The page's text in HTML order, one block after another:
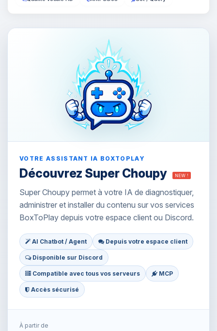
VOTRE ASSISTANT IA BOXTOPLAY
Découvrez Super Choupy NEW !
Super Choupy permet à votre IA de diagnostiquer,
administrer et installer du contenu sur vos services
BoxToPlay depuis votre espace client ou Discord.
AI Chatbot / Agent Depuis votre espace client
Disponible sur Discord
Compatible avec tous vos serveurs MCP
Accès sécurisé
À partir de